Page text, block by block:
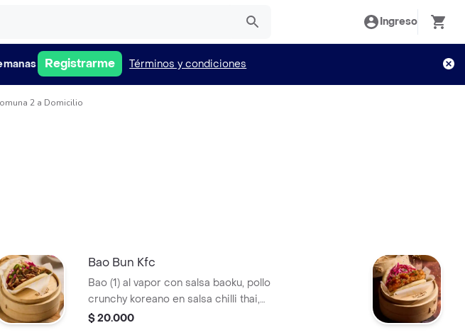
Ingreso
Registrarme Términos y condiciones
2 a Domicilio
Bao Bun Kfc
Bao (1) al vapor con salsa baoku, pollo
crunchy koreano en salsa chilli thai,
repollo marinado, ajonjolí mix y cilantro.
$ 20.000